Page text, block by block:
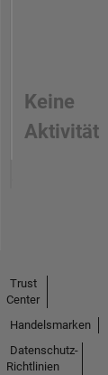
Keine
Aktivität
Trust
Center
Handelsmarken
Datenschutz-
Richtlinien